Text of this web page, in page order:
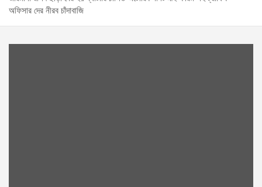
অফিসার দের নীরব চাঁদাবাজি